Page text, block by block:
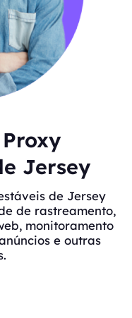
Jersey
de Jersey
de rastreamento,
monitoramento
e outras